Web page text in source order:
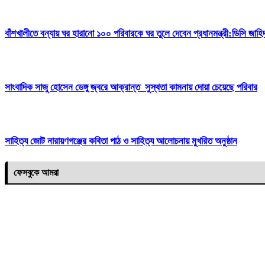
বাঁশখালীতে বন্যায় ঘর হারানো ১০০ পরিবারকে ঘর তুলে দেবেন প্রধানমন্ত্রী:ডিসি
সাংবাদিক সাজু হোসেন ডেঙ্গু জ্বরে আক্রান্ত সুস্থতা কামনায় দোয়া চেয়েছে পরিবার
সাহিত্য জোট নারায়ণগঞ্জের কবিতা পাঠ ও সাহিত্য আলোচনায় মুখরিত অনুষ্ঠান
ফেসবুকে আমরা